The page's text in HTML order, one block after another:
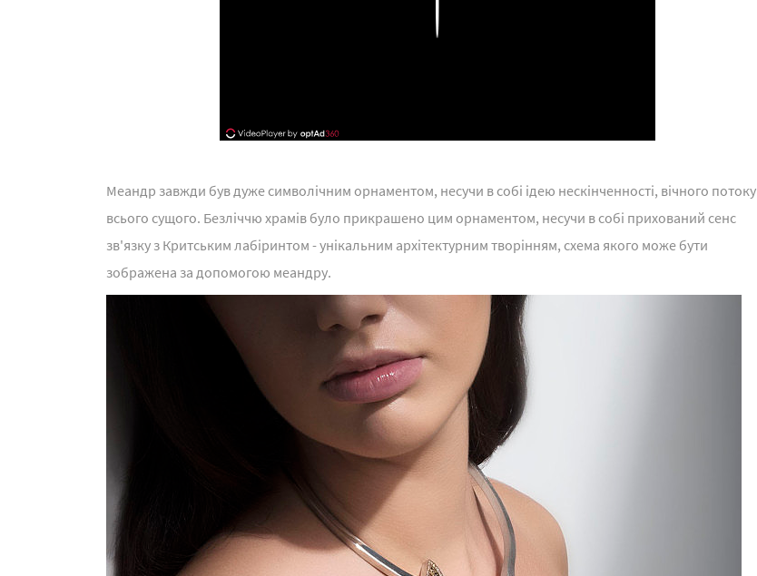
Меандр завжди був дуже символічним орнаментом, несучи в собі ідею нескінченності, вічного потоку
всього сущого. Безліччю храмів було прикрашено цим орнаментом, несучи в собі прихований сенс
зв'язку з Критським лабіринтом - унікальним архітектурним творінням, схема якого може бути
зображена за допомогою меандру.